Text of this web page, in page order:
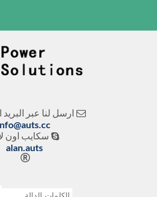
شركة
ارسل لنا عبر البريد
info@auts.cc
سكايب اون لاين
alan.auts